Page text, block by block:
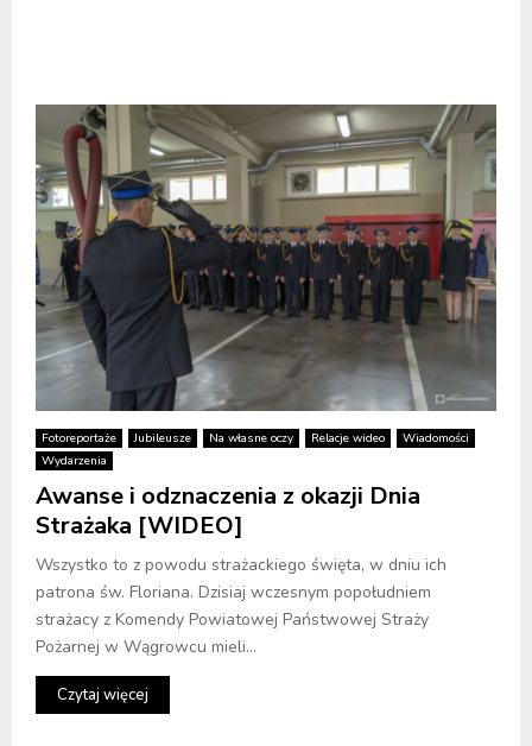
Fotoreportaże Jubileusze Na własne oczy Relacje wideo
Wiadomości
Wydarzenia
Awanse i odznaczenia z okazji Dnia
Strażaka [WIDEO]
Wszystko to z powodu strażackiego święta, w dniu ich
patrona św. Floriana. Dzisiaj wczesnym popołudniem
strażacy z Komendy Powiatowej Państwowej Straży
Pożarnej w Wągrowcu mieli...
Czytaj więcej